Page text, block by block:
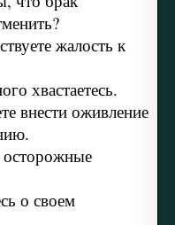
жалость к
хвастаетесь.
оживление
о своем